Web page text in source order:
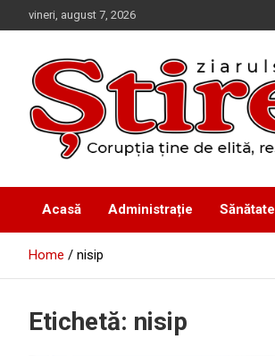
to
vineri, august 7, 2026
Ziarul Știrea
Acasă Administrație Sănătate
Home nisip
Etichetă: nisip